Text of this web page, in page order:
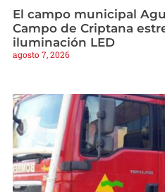
El campo municipal
Campo de Criptana
iluminación LED
agosto 7, 2026